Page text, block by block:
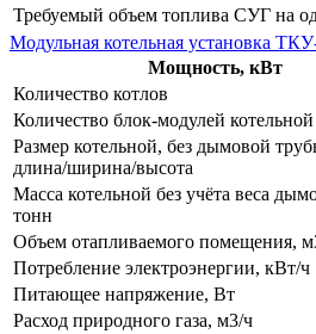
Требуемый объем топлива СУГ на
Модульная котельная установка
Мощность, кВт
Количество котлов
Количество блок-модулей котельной
Размер котельной, без дымовой
длина/ширина/высота
Масса котельной без учёта веса
тонн
Объем отапливаемого помещения,
Потребление электроэнергии, кВт/ч
Питающее напряжение, Вт
Расход природного газа, м3/ч